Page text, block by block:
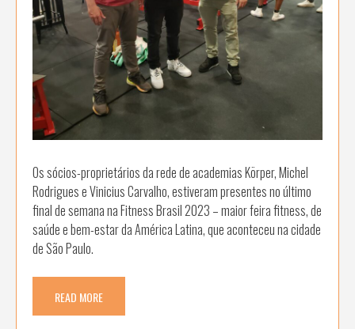
Os sócios-proprietários da rede de academias Körper, Michel
Rodrigues e Vinicius Carvalho, estiveram presentes no último
final de semana na Fitness Brasil 2023 – maior feira fitness, de
saúde e bem-estar da América Latina, que aconteceu na cidade
de São Paulo.
READ MORE